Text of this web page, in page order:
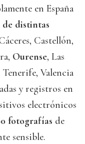
en España
de distintas
Castellón,
Ourense, Las
Valencia
y registros en
electrónicos
fotografías de
sensible.